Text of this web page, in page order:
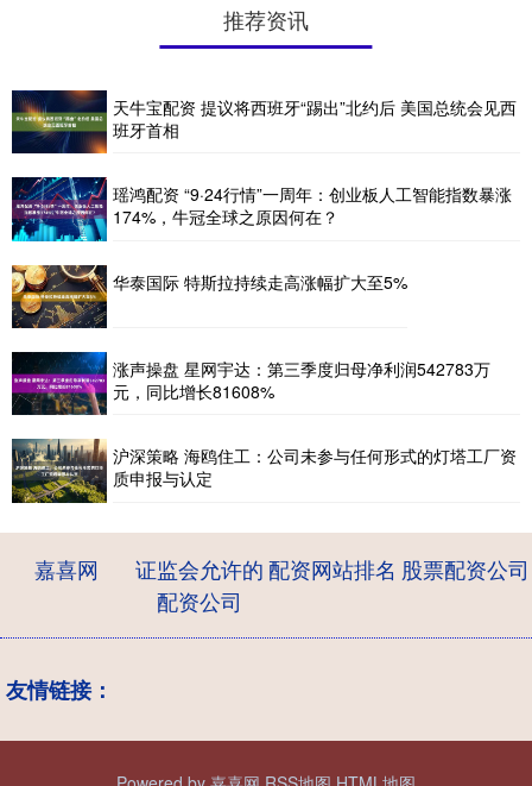
推荐资讯
天牛宝配资 提议将西班牙“踢出”北约后 美国总统会见西
班牙首相
瑶鸿配资 “9·24行情”一周年：创业板人工智能指数暴涨
174%，牛冠全球之原因何在？
华泰国际 特斯拉持续走高涨幅扩大至5%
涨声操盘 星网宇达：第三季度归母净利润542783万
元，同比增长81608%
沪深策略 海鸥住工：公司未参与任何形式的灯塔工厂资
质申报与认定
嘉喜网
证监会允许的
配资公司
配资网站排名 股票配资公司
友情链接：